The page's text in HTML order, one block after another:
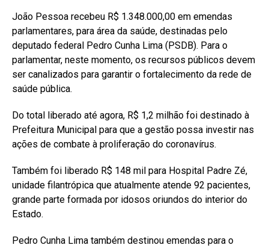
João Pessoa recebeu R$ 1.348.000,00 em emendas
parlamentares, para área da saúde, destinadas pelo
deputado federal Pedro Cunha Lima (PSDB). Para o
parlamentar, neste momento, os recursos públicos devem
ser canalizados para garantir o fortalecimento da rede de
saúde pública.
Do total liberado até agora, R$ 1,2 milhão foi destinado à
Prefeitura Municipal para que a gestão possa investir nas
ações de combate à proliferação do coronavírus.
Também foi liberado R$ 148 mil para Hospital Padre Zé,
unidade filantrópica que atualmente atende 92 pacientes,
grande parte formada por idosos oriundos do interior do
Estado.
Pedro Cunha Lima também destinou emendas para o